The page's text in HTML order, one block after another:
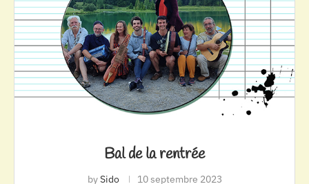
Bal de la rentrée
bySido 10 septembre 2023